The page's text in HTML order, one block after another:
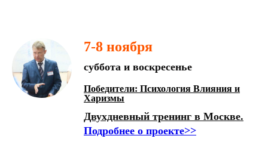
7-8 ноября
суббота и воскресенье
Победители: Психология Влияния и
Харизмы
Двухдневный тренинг в Москве.
Подробнее о проекте>>